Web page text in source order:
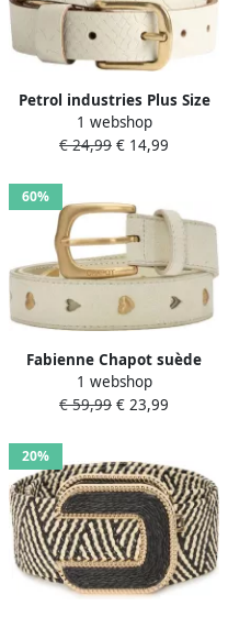
Petrol industries Plus Size
leren riem ecru
1 webshop
€ 24,99 € 14,99
60%
Fabienne Chapot suède
riem One After Another
ecru
1 webshop
€ 59,99 € 23,99
20%